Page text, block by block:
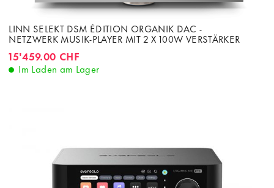
LINN SELEKT DSM ÉDITION ORGANIK DAC -
NETZWERK MUSIK-PLAYER MIT 2 X 100W VERSTÄRKER
15'459.00 CHF
Im Laden am Lager